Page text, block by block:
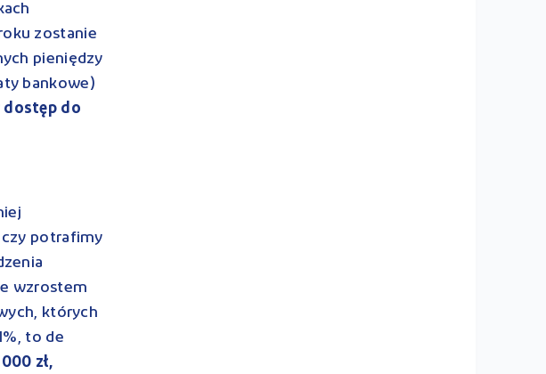
zostanie
pieniędzy
bankowe)
dostęp do
czy potrafimy
wzrostem
których
to de
zł,